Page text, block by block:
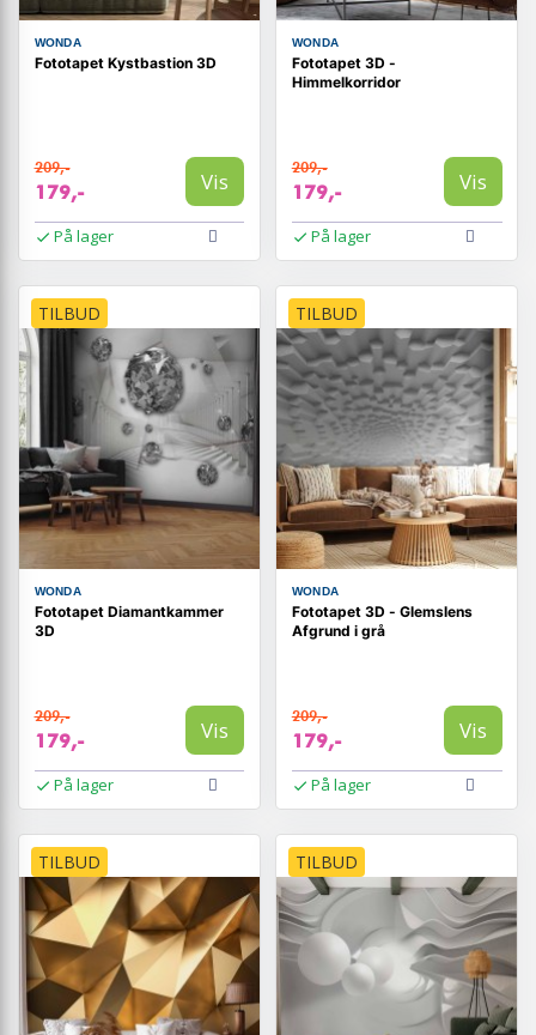
WONDA
Fototapet Kystbastion 3D
209,-
179,- Vis
På lager
WONDA
Fototapet 3D -
Himmelkorridor
209,-
179,- Vis
På lager
TILBUD
WONDA
Fototapet Diamantkammer
3D
209,-
179,- Vis
På lager
TILBUD
WONDA
Fototapet 3D - Glemslens
Afgrund i grå
209,-
179,- Vis
På lager
TILBUD TILBUD